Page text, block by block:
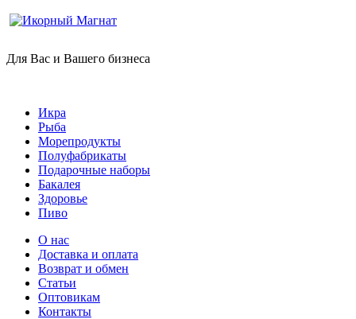
Для Вас и Вашего бизнеса
Икра
Рыба
Морепродукты
Полуфабрикаты
Подарочные наборы
Бакалея
Здоровье
Пиво
О нас
Доставка и оплата
Возврат и обмен
Статьи
Оптовикам
Контакты